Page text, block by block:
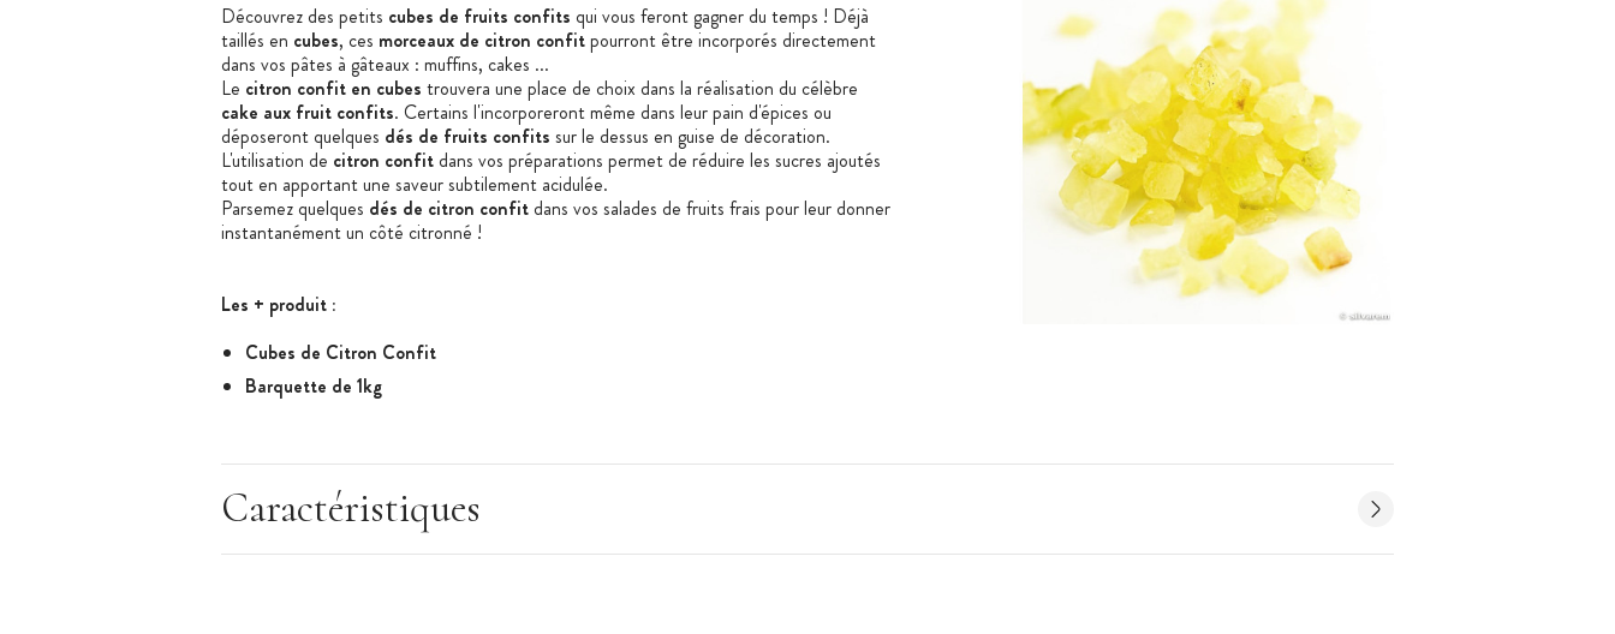
Découvrez des petits cubes de fruits confits qui vous feront gagner du temps ! Déjà
taillés en cubes, ces morceaux de citron confitpourront être incorporés directement
dans vos pâtes à gâteaux : muffins, cakes ...
Le citron confit en cubes trouvera une place de choix dans la réalisation du célèbre
cake aux fruit confits. Certains l'incorporeront même dans leur pain d'épices ou
déposeront quelques dés de fruits confits sur le dessus en guise de décoration.
L'utilisation de citron confit dans vos préparations permet de réduire les sucres ajoutés
tout en apportant une saveur subtilement acidulée.
Parsemez quelques dés de citron confitdans vos salades de fruits frais pour leur donner
instantanément un côté citronné !
Les + produit :
Cubes de Citron Confit
Barquette de 1kg
Citron Confit
Format : Cube de Citron Confit
Caractéristiques